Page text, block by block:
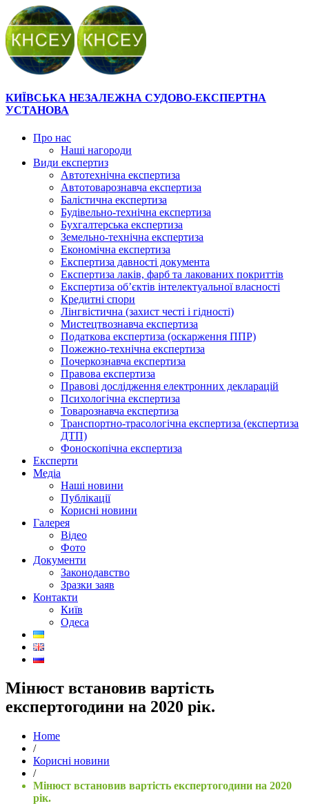
КИЇВСЬКА НЕЗАЛЕЖНА СУДОВО-ЕКСПЕРТНА
УСТАНОВА
Про нас
Наші нагороди
Види експертиз
Автотехнічна експертиза
Автотоварознавча експертиза
Балістична експертиза
Будівельно-технічна експертиза
Бухгалтерська експертиза
Земельно-технічна експертиза
Економічна експертиза
Експертиза давності документа
Експертиза лаків, фарб та лакованих покриттів
Експертиза об’єктів інтелектуальної власності
Кредитні спори
Лінгвістична (захист честі і гідності)
Мистецтвознавча експертиза
Податкова експертиза (оскарження ППР)
Пожежно-технічна експертиза
Почеркознавча експертиза
Правова експертиза
Правові дослідження електронних декларацій
Психологічна експертиза
Товарознавча експертиза
Транспортно-трасологічна експертиза (експертиза
ДТП)
Фоноскопічна експертиза
Експерти
Медіа
Наші новини
Публікації
Корисні новини
Галерея
Відео
Фото
Документи
Законодавство
Зразки заяв
Контакти
Київ
Одеса
Мінюст встановив вартість
експертогодини на 2020 рік.
Home
/
Корисні новини
/
Мінюст встановив вартість експертогодини на 2020
рік.